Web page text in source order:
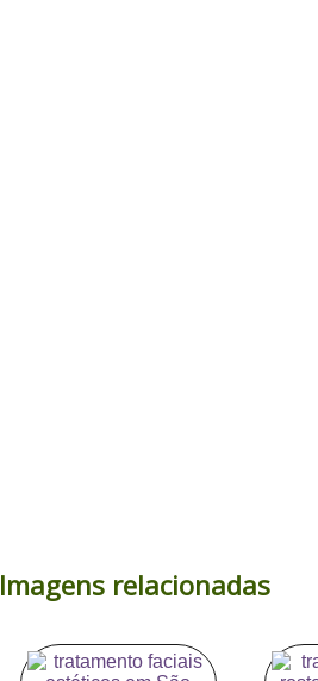
Imagens relacionadas